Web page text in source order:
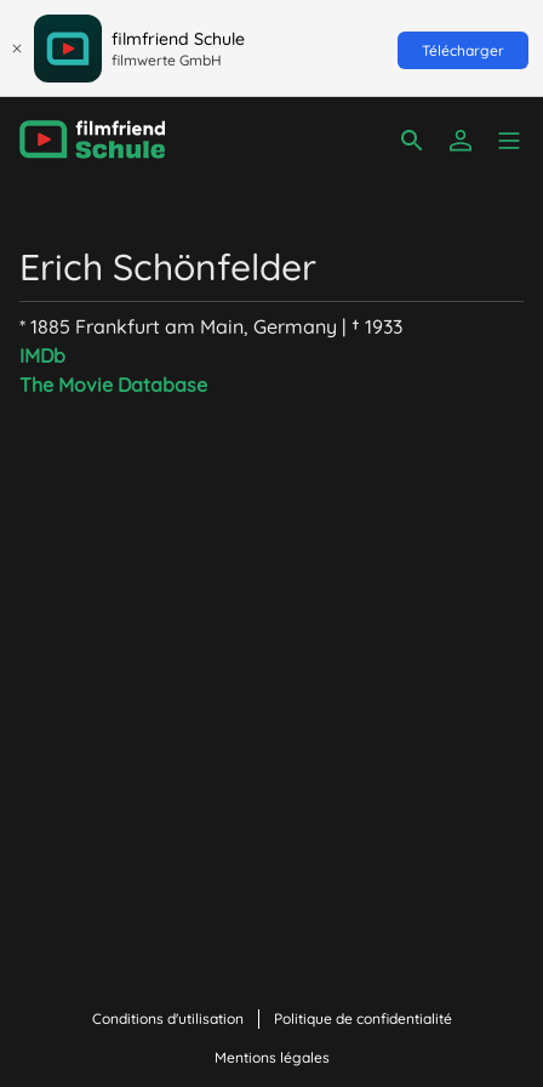
filmfriend Schule
filmwerte GmbH
Télécharger
Erich Schönfelder
* 1885 Frankfurt am Main, Germany | † 1933
IMDb
The Movie Database
Conditions d'utilisation Politique de confidentialité
Mentions légales